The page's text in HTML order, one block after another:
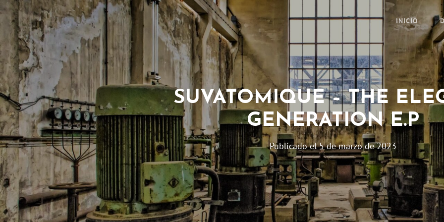
EL QUÉ? PRODUKT
INICIO
SUVATOMIQUE – THE
GENERATION E.P
Publicado el5 de marzo de 2023